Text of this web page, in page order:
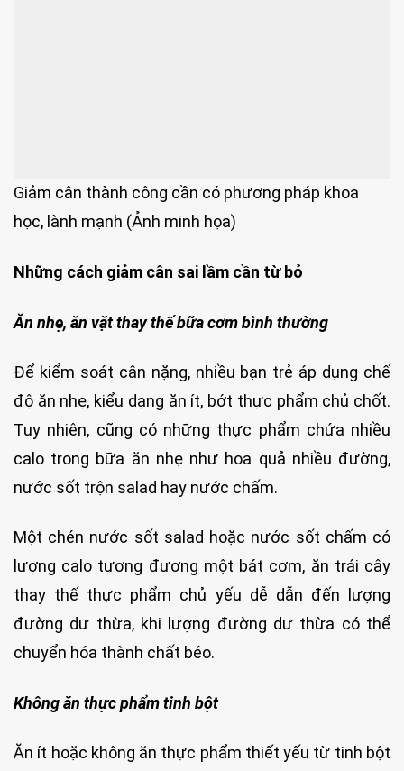
Giảm cân thành công cần có phương pháp khoa
học, lành mạnh (Ảnh minh họa)
Những cách giảm cân sai lầm cần từ bỏ
Ăn nhẹ, ăn vặt thay thế bữa cơm bình thường
Để kiểm soát cân nặng, nhiều bạn trẻ áp dụng chế
độ ăn nhẹ, kiểu dạng ăn ít, bớt thực phẩm chủ chốt.
Tuy nhiên, cũng có những thực phẩm chứa nhiều
calo trong bữa ăn nhẹ như hoa quả nhiều đường,
nước sốt trộn salad hay nước chấm.
Một chén nước sốt salad hoặc nước sốt chấm có
lượng calo tương đương một bát cơm, ăn trái cây
thay thế thực phẩm chủ yếu dễ dẫn đến lượng
đường dư thừa, khi lượng đường dư thừa có thể
chuyển hóa thành chất béo.
Không ăn thực phẩm tinh bột
Ăn ít hoặc không ăn thực phẩm thiết yếu từ tinh bột